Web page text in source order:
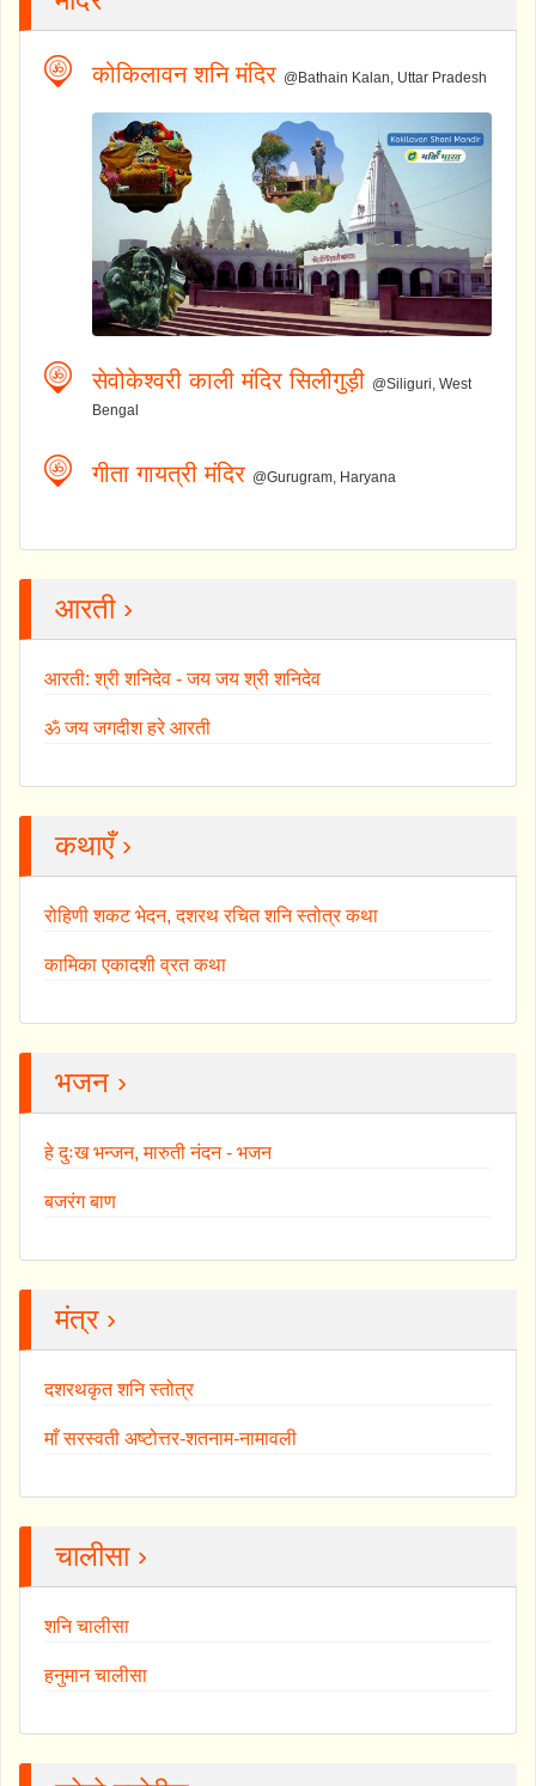
कोकिलावन शनि मंदिर @Bathain Kalan, Uttar Pradesh
सेवोकेश्वरी काली मंदिर सिलीगुड़ी @Siliguri, West
Bengal
गीता गायत्री मंदिर @Gurugram, Haryana
आरती ›
आरती: श्री शनिदेव - जय जय श्री शनिदेव
ॐ जय जगदीश हरे आरती
कथाएँ ›
रोहिणी शकट भेदन, दशरथ रचित शनि स्तोत्र कथा
कामिका एकादशी व्रत कथा
भजन ›
हे दुःख भन्जन, मारुती नंदन - भजन
बजरंग बाण
मंत्र ›
दशरथकृत शनि स्तोत्र
माँ सरस्वती अष्टोत्तर-शतनाम-नामावली
चालीसा ›
शनि चालीसा
हनुमान चालीसा